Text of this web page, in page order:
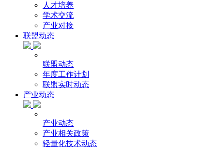
人才培养
学术交流
产业对接
联盟动态
联盟动态
年度工作计划
联盟实时动态
产业动态
产业动态
产业相关政策
轻量化技术动态